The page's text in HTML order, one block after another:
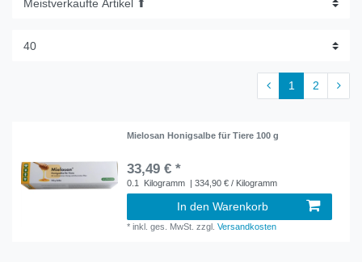
1 2
Mielosan Honigsalbe für Tiere 100 g
33,49 € *
0.1 Kilogramm | 334,90 € / Kilogramm
In den Warenkorb
*inkl. ges. MwSt. zzgl.Versandkosten